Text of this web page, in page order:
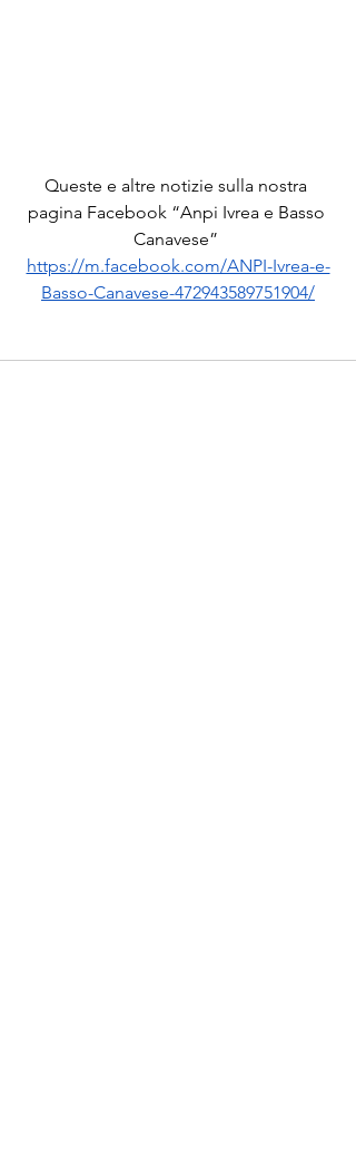
Queste e altre notizie sulla nostra
pagina Facebook “Anpi Ivrea e Basso
Canavese”
https://m.facebook.com/ANPI-Ivrea-e-
Basso-Canavese-472943589751904/